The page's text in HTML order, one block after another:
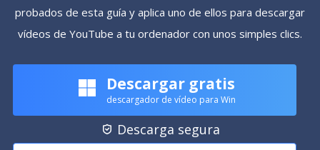
probados de esta guía y aplica uno de ellos para descargar
vídeos de YouTube a tu ordenador con unos simples clics.
Descargar gratis
descargador de vídeo para Win
 Descarga segura